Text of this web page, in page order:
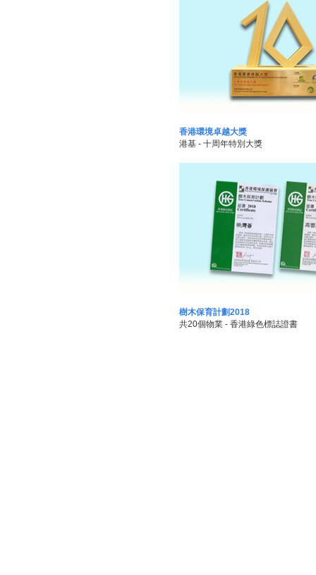
香港環境卓越大獎
港基 - 十周年特別大獎
樹木保育計劃2018
共20個物業 - 香港綠色標誌證書